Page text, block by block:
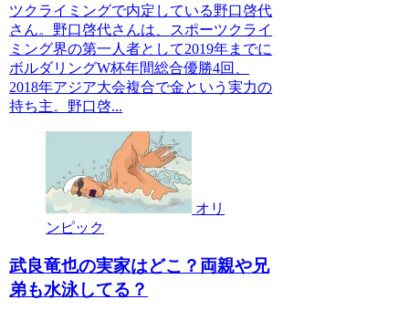
ツクライミングで内定している野口啓代
さん。野口啓代さんは、スポーツクライ
ミング界の第一人者として2019年までに
ボルダリングW杯年間総合優勝4回、
2018年アジア大会複合で金という実力の
持ち主。野口啓...
オリ
ンピック
武良竜也の実家はどこ？両親や兄
弟も水泳してる？